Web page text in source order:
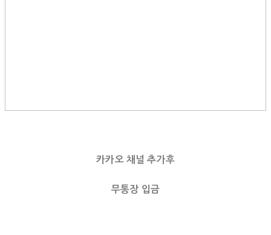
카카오 채널 추가후
무통장 입금